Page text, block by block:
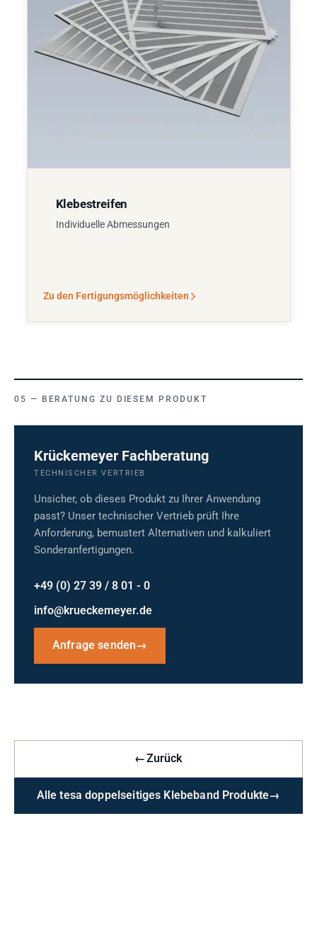
Klebestreifen
Individuelle Abmessungen
Zu den Fertigungsmöglichkeiten
BERATUNG ZU DIESEM PRODUKT
Krückemeyer Fachberatung
TECHNISCHER VERTRIEB
Unsicher, ob dieses Produkt zu Ihrer Anwendung
passt? Unser technischer Vertrieb prüft Ihre
Anforderung, bemustert Alternativen und kalkuliert
Sonderanfertigungen.
+49 (0) 27 39 / 8 01 - 0
info@krueckemeyer.de
Anfrage senden→
←Zurück
Alle tesa doppelseitiges Klebeband Produkte→